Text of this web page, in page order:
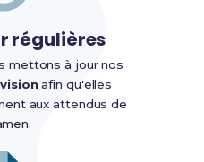
régulières
mettons à jour nos
afin qu'elles
aux attendus de